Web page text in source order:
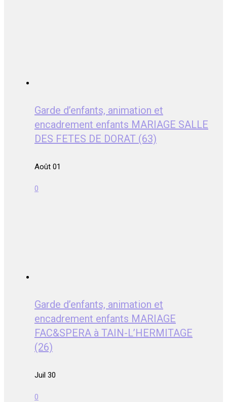
Garde d’enfants, animation et
encadrement enfants MARIAGE SALLE
DES FETES DE DORAT (63)
Août 01
0
Garde d’enfants, animation et
encadrement enfants MARIAGE
FAC&SPERA à TAIN-L’HERMITAGE
(26)
Juil 30
0